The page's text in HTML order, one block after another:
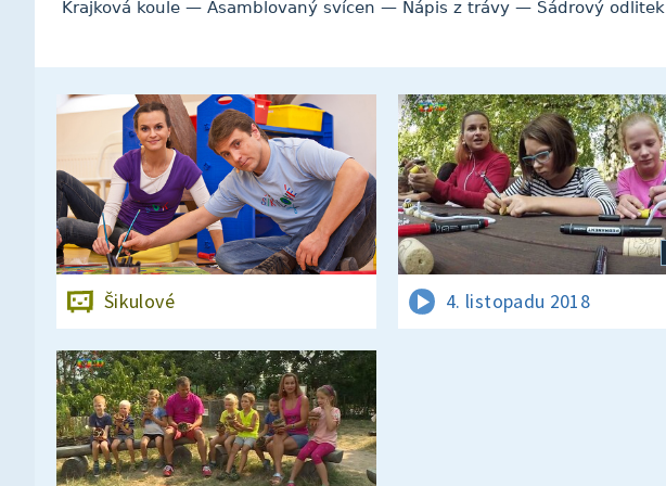
Krajková koule — Asamblovaný svícen — Nápis z trávy — Sádrový odlitek
Šikulové 4. listopadu 2018